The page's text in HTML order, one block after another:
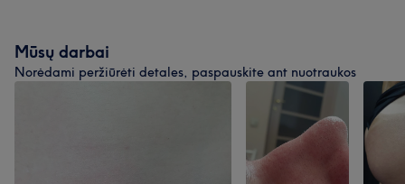
Mūsų darbai
Norėdami peržiūrėti detales, paspauskite ant nuotraukos